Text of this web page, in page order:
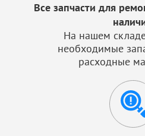
Все запчасти для
На нашем
необходимые
расходные